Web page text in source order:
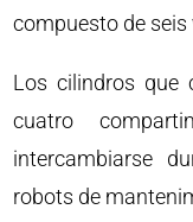
compuesto de
Los cilindros que
cuatro
intercambiarse
robots de